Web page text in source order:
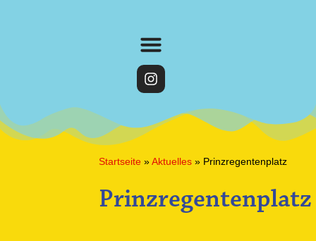
Startseite »Aktuelles » Prinzregentenplatz
Prinzregentenplatz